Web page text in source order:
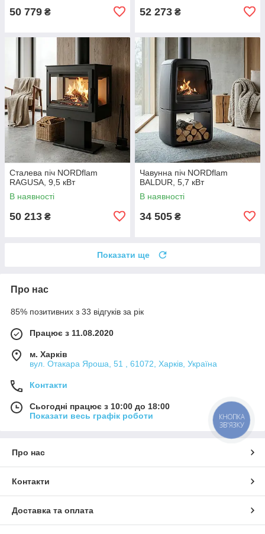
50 779 ₴ 52 273 ₴
Сталева піч NORDflam
RAGUSA, 9,5 кВт
В наявності
50 213 ₴
Чавунна піч NORDflam
BALDUR, 5,7 кВт
В наявності
34 505 ₴
Показати ще
Про нас
85% позитивних з 33 відгуків за рік
Працює з 11.08.2020
м. Харків
вул. Отакара Яроша, 51 , 61072, Харків, Україна
Контакти
Сьогодні працює з 10:00 до 18:00
Показати весь графік роботи
Про нас
Контакти
Доставка та оплата
КНОПКА
ЗВ'ЯЗКУ